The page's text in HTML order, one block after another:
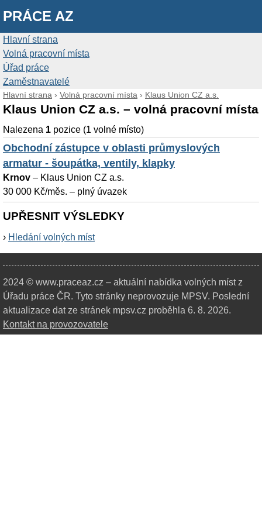
PRÁCE AZ
Hlavní strana
Volná pracovní místa
Úřad práce
Zaměstnavatelé
Hlavní strana › Volná pracovní místa › Klaus Union CZ a.s.
Klaus Union CZ a.s. – volná pracovní místa
Nalezena 1 pozice (1 volné místo)
Obchodní zástupce v oblasti průmyslových
armatur - šoupátka, ventily, klapky
Krnov – Klaus Union CZ a.s.
30 000 Kč/měs. – plný úvazek
UPŘESNIT VÝSLEDKY
› Hledání volných míst
2024 © www.praceaz.cz – aktuální nabídka volných míst z
Úřadu práce ČR. Tyto stránky neprovozuje MPSV. Poslední
aktualizace dat ze stránek mpsv.cz proběhla 6. 8. 2026.
Kontakt na provozovatele